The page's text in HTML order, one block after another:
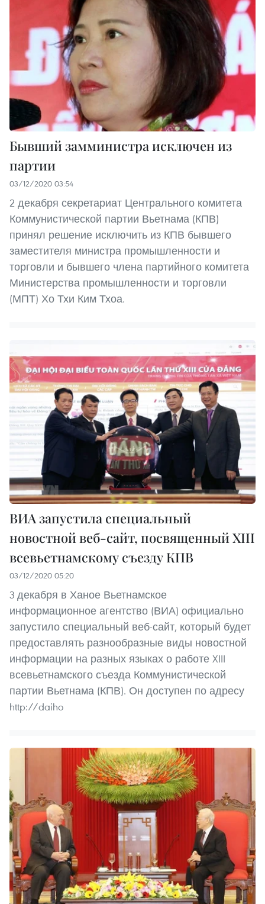
Бывший замминистра исключен из
партии
03/12/2020 03:54
2 декабря секретариат Центрального комитета
Коммунистической партии Вьетнама (КПВ)
принял решение исключить из КПВ бывшего
заместителя министра промышленности и
торговли и бывшего члена партийного комитета
Министерства промышленности и торговли
(МПТ) Хо Тхи Ким Тхоа.
ВИА запустила специальный
новостной веб-сайт, посвященный XIII
всевьетнамскому съезду КПВ
03/12/2020 05:20
3 декабря в Ханое Вьетнамское
информационное агентство (ВИА) официально
запустило специальный веб-сайт, который будет
предоставлять разнообразные виды новостной
информации на разных языках о работе XIII
всевьетнамского съезда Коммунистической
партии Вьетнама (КПВ). Он доступен по адресу
http://daiho